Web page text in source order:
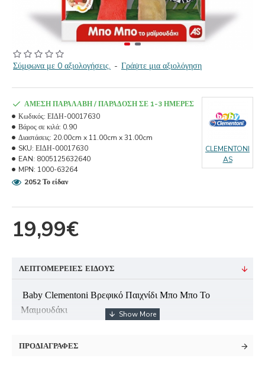
Σύμφωνα με 0 αξιολογήσεις. - Γράψτε μια αξιολόγηση
19,99€
ΆΜΕΣΗ ΠΑΡΑΛΑΒΉ / ΠΑΡΆΔΟΣΗ ΣΕ 1-3 ΗΜΈΡΕΣ
Κωδικός: ΕΙΔΗ-00017630
Βάρος σε κιλά: 0.90
Διαστάσεις: 20.00cm x 11.00cm x 31.00cm
SKU: ΕΙΔΗ-00017630
EAN: 8005125632640
MPN: 1000-63264
CLEMENTONI
AS
2052 Το είδαν
ΛΕΠΤΟΜΈΡΕΙΕΣ ΕΊΔΟΥΣ
Βaby Clementoni Βρεφικό Παιχνίδι Μπο Μπο Το
Μαιμουδάκι
ΠΡΟΔΙΑΓΡΑΦΈΣ